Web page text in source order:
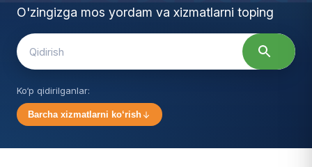
O'zingizga mos yordam va xizmatlarni toping
Search
for:
Ko‘p qidirilganlar:
Barcha xizmatlarni ko‘rish